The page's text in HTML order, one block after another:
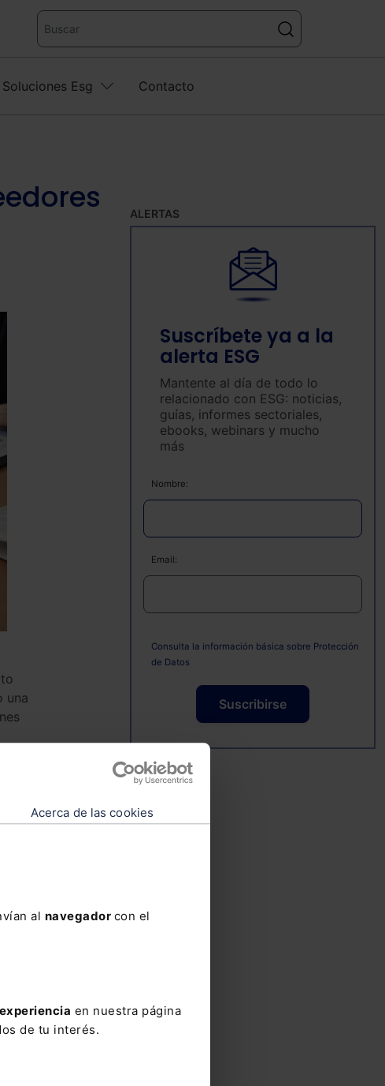
Acerca de las cookies
al navegador con el
en nuestra página
de tu interés.
Soluciones Esg Contacto
una
ALERTAS
Suscríbete ya a la
alerta ESG
Mantente al día de todo lo
relacionado con ESG: noticias,
guías, informes sectoriales,
ebooks, webinars y mucho
más
Nombre:
Email:
Consulta la información básica sobre Protección
de Datos
Suscribirse